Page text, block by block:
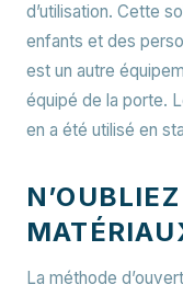
d’utilisation. Cette
enfants et des
est un autre
équipé de la porte.
en a été utilisé en
La méthode